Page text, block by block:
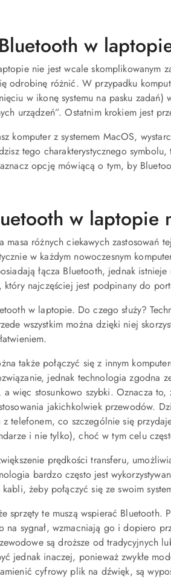
w
nie jest wcale skomplikowanym
odrobinę różnić. W przypadku
w ikonę systemu na pasku
urządzeń”. Ostatnim krokiem jest
komputer z systemem MacOS,
tego charakterystycznego
opcję mówiącą o tym, by
w laptopie
masa różnych ciekawych
w każdym nowoczesnym
łącza Bluetooth, jednak
najczęściej jest podpinany do
w laptopie. Do czego służy?
wszystkim można dzięki niej
także połączyć się z innym
jednak technologia zgodna
więc stosunkowo szybki. Oznacza to,
jakichkolwiek przewodów.
telefonem, co szczególnie się
i nie tylko), choć w tym celu
prędkości transferu,
bardzo często jest
żeby połączyć się ze swoim
sprzęty te muszą wspierać Bluetooth.
na sygnał, wzmacniają go i dopiero
są droższe od tradycyjnych
jednak inaczej, ponieważ zwykłe
cyfrowy plik na dźwięk, są